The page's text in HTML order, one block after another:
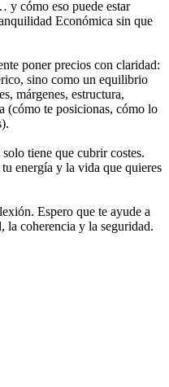
y cómo eso puede estar
Económica sin que
poner precios con claridad:
sino como un equilibrio
márgenes, estructura,
(cómo te posicionas, cómo lo
tiene que cubrir costes.
energía y la vida que quieres
Espero que te ayude a
la coherencia y la seguridad.